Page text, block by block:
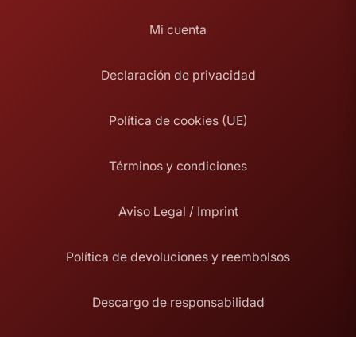
Mi cuenta
Declaración de privacidad
Política de cookies (UE)
Términos y condiciones
Aviso Legal / Imprint
Política de devoluciones y reembolsos
Descargo de responsabilidad